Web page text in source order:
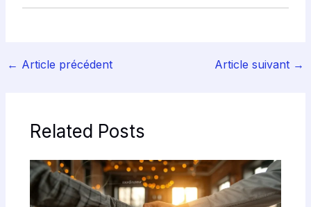
← Article précédent Article suivant →
Related Posts